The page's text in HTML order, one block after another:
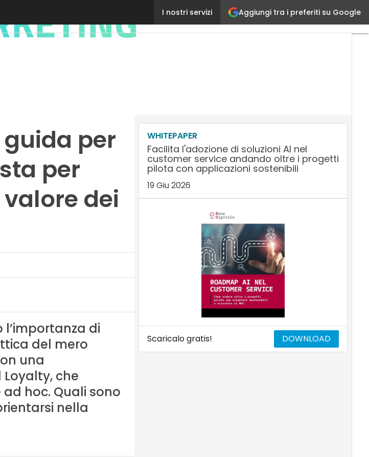
Aggiungi tra i preferiti su Google
I nostri servizi
Customer Retention: una guida per scegliere la
per
per
dei
di
del mero
una
che
hoc. Quali sono
nella
WHITEPAPER
Facilita l'adozione di soluzioni AI nel
customer service andando oltre i progetti
pilota con applicazioni sostenibili
19 Giu 2026
Scaricalo gratis! DOWNLOAD